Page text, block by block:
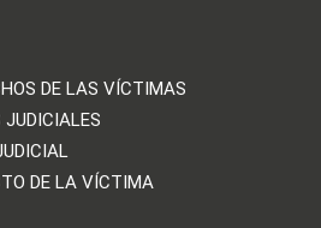
DE LAS VÍCTIMAS
JUDICIALES
DE LA VÍCTIMA